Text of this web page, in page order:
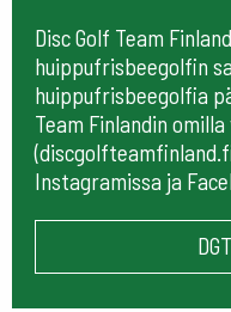
Disc Golf Team
huippufrisbeegolfin
huippufrisbeegolfia
Team Finlandin
Instagramissa ja